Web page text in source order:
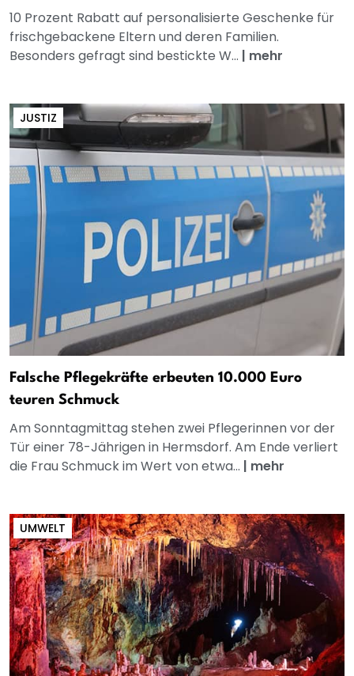
10 Prozent Rabatt auf personalisierte Geschenke für
frischgebackene Eltern und deren Familien.
Besonders gefragt sind bestickte W... | mehr
JUSTIZ
Falsche Pflegekräfte erbeuten 10.000 Euro
teuren Schmuck
Am Sonntagmittag stehen zwei Pflegerinnen vor der
Tür einer 78-Jährigen in Hermsdorf. Am Ende verliert
die Frau Schmuck im Wert von etwa... | mehr
UMWELT